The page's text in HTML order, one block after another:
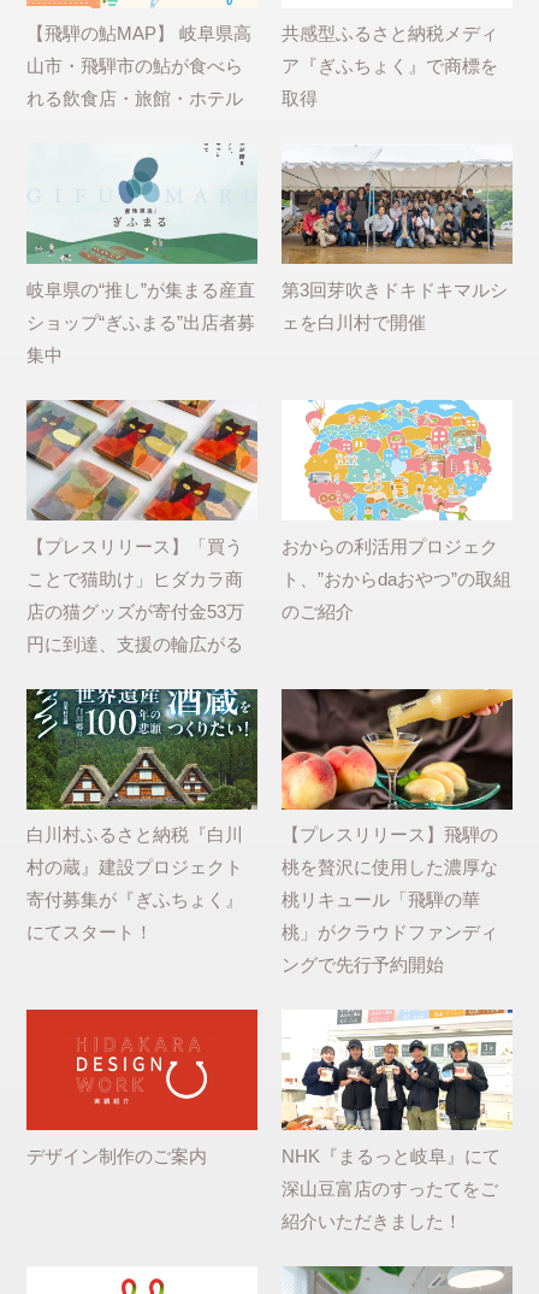
【飛騨の鮎MAP】 岐阜県高
山市・飛騨市の鮎が食べら
れる飲食店・旅館・ホテル
共感型ふるさと納税メディ
ア『ぎふちょく』で商標を
取得
岐阜県の“推し”が集まる産直
ショップ“ぎふまる”出店者募
集中
第3回芽吹きドキドキマルシ
ェを白川村で開催
【プレスリリース】「買う
ことで猫助け」ヒダカラ商
店の猫グッズが寄付金53万
円に到達、支援の輪広がる
おからの利活用プロジェク
ト、”おからdaおやつ”の取組
のご紹介
白川村ふるさと納税『白川
村の蔵』建設プロジェクト
寄付募集が『ぎふちょく』
にてスタート！
【プレスリリース】飛騨の
桃を贅沢に使用した濃厚な
桃リキュール「飛騨の華
桃」がクラウドファンディ
ングで先行予約開始
デザイン制作のご案内
NHK『まるっと岐阜』にて
深山豆富店のすったてをご
紹介いただきました！